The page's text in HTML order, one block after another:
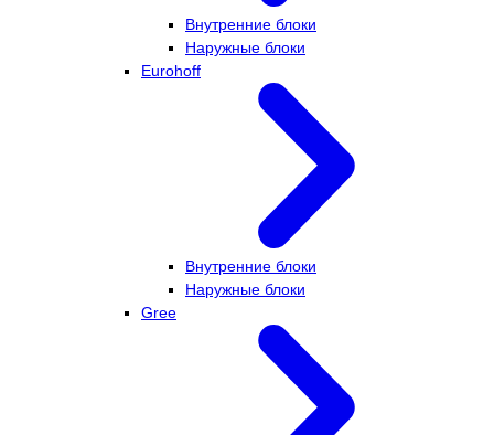
Внутренние блоки
Наружные блоки
Eurohoff
Внутренние блоки
Наружные блоки
Gree